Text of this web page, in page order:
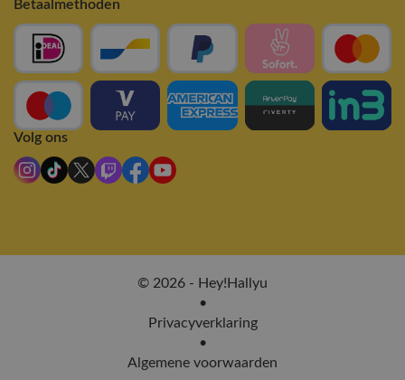
Betaalmethoden
Volg ons
© 2026 - Hey!Hallyu
•
Privacyverklaring
•
Algemene voorwaarden